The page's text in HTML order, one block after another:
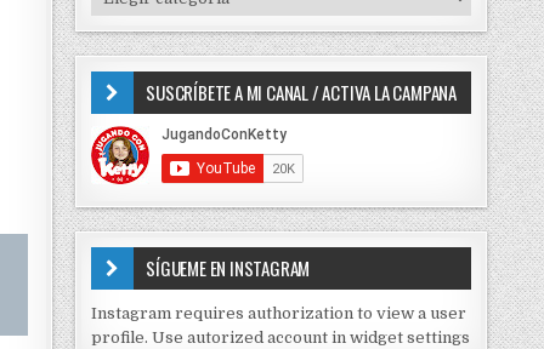
o
r
:
I
P
D
E
C
N
T
I
D
SUSCRÍBETE A MI CANAL / ACTIVA LA CAMPANA
SÍGUEME EN INSTAGRAM
Instagram requires authorization to view a user
profile. Use autorized account in widget settings